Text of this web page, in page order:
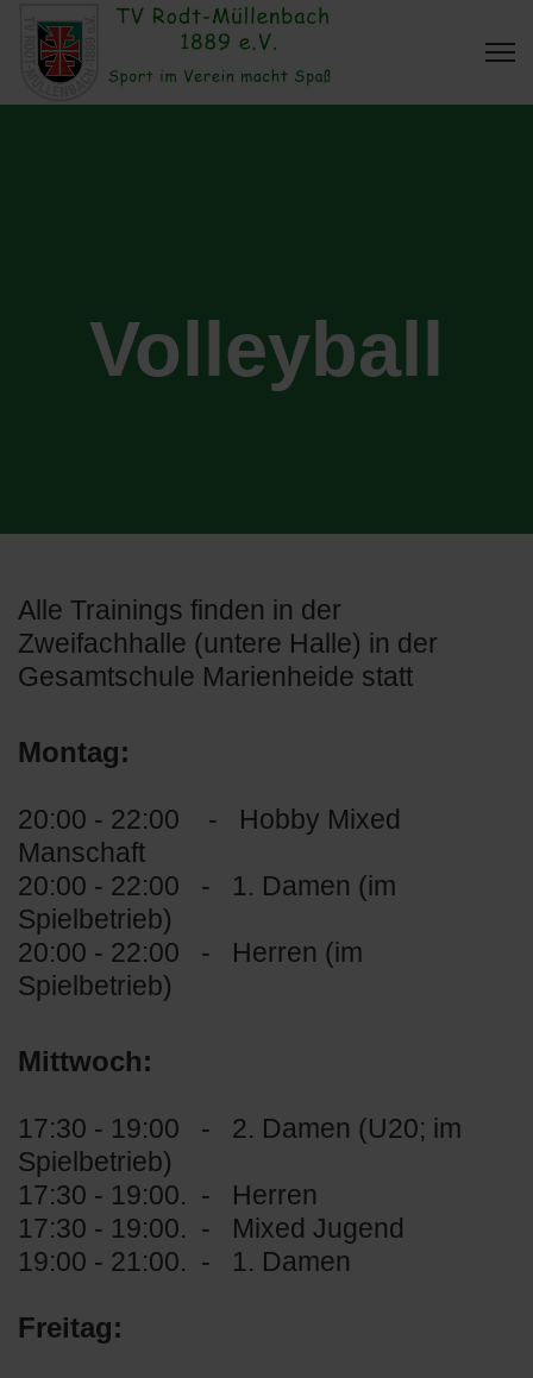
Volleyball
Alle Trainings finden in der
Zweifachhalle (untere Halle) in der
Gesamtschule Marienheide statt
Montag:
20:00 - 22:00 - Hobby Mixed
Manschaft
20:00 - 22:00 - 1. Damen (im
Spielbetrieb)
20:00 - 22:00 - Herren (im
Spielbetrieb)
Mittwoch:
17:30 - 19:00 - 2. Damen (U20; im
Spielbetrieb)
17:30 - 19:00. - Herren
17:30 - 19:00. - Mixed Jugend
19:00 - 21:00. - 1. Damen
Freitag: